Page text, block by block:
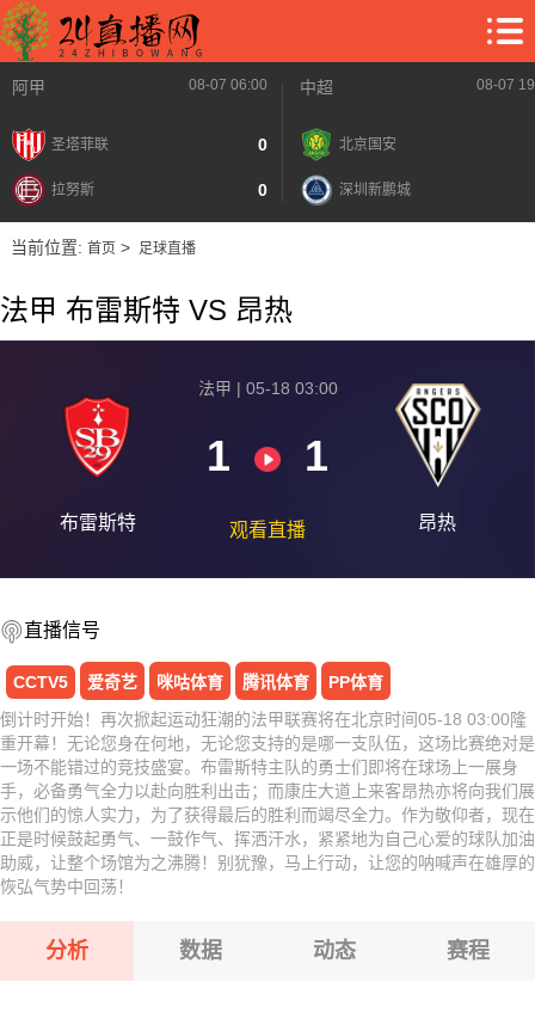
阿甲 08-07 06:00
圣塔菲联 0
拉努斯 0
中超 08-07
北京国安
深圳新鹏城
当前位置: 首页> 足球直播
法甲 布雷斯特 VS 昂热
布雷斯特
法甲 | 05-18 03:00
1 1
观看直播 昂热
直播信号
CCTV5 爱奇艺 咪咕体育 腾讯体育
PP体育
倒计时开始！再次掀起运动狂潮的法甲联赛将在北京时间05-18 03:00隆
重开幕！无论您身在何地，无论您支持的是哪一支队伍，这场比赛绝对是
一场不能错过的竞技盛宴。布雷斯特主队的勇士们即将在球场上一展身
手，必备勇气全力以赴向胜利出击；而康庄大道上来客昂热亦将向我们展
示他们的惊人实力，为了获得最后的胜利而竭尽全力。作为敬仰者，现在
正是时候鼓起勇气、一鼓作气、挥洒汗水，紧紧地为自己心爱的球队加油
助威，让整个场馆为之沸腾！别犹豫，马上行动，让您的呐喊声在雄厚的
恢弘气势中回荡！
分析 数据 动态 赛程